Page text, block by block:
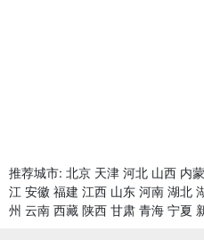
推荐城市: 北京 天津 河北 山西 内
江 安徽 福建 江西 山东 河南 湖北
州 云南 西藏 陕西 甘肃 青海 宁夏